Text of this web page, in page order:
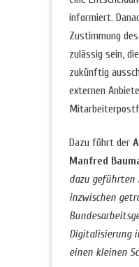
informiert.
Zustimmung
zulässig sein,
zukünftig
externen
Dazu führt der
Manfred
dazu geführten
inzwischen
Digitalisierung
einen kleinen